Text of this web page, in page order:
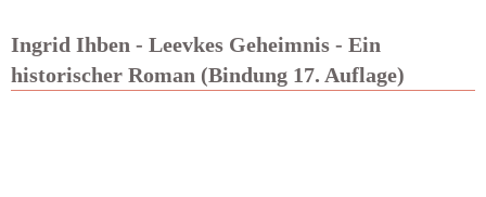
Ingrid Ihben - Leevkes Geheimnis - Ein
historischer Roman (Bindung 17. Auflage)